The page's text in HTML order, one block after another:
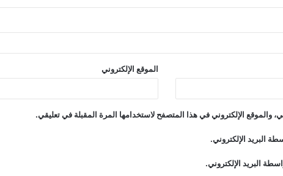
الموقع الإلكتروني
والموقع الإلكتروني في هذا المتصفح لاستخدامها المرة المقبلة في تعليقي.
البريد الإلكتروني.
البريد الإلكتروني.